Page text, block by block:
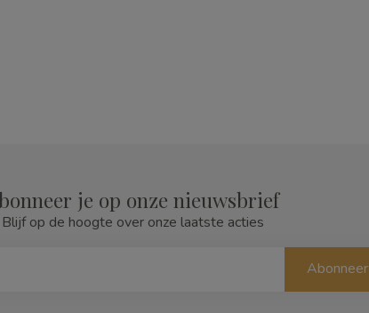
je op onze nieuwsbrief
Blijf op de hoogte over onze laatste acties
Abonneer